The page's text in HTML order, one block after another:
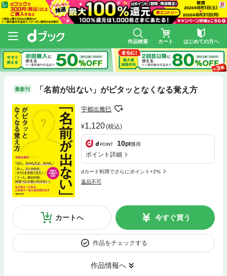
作品検索 カート はじめての方へ
最新刊 「名前が出ない」がピタッとなくなる覚え方
宇都出雅巳
1,120(税込)
10pt獲得
ポイント詳細
dカード利用でさらにポイント+2%
返品不可
カートへ 今すぐ買う
作品をチェックする
作品情報へ